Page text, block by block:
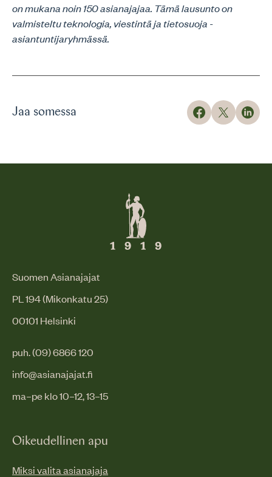
on mukana noin 150 asianajajaa. Tämä lausunto on
valmisteltu teknologia, viestintä ja tietosuoja -
asiantuntijaryhmässä.
Jaa somessa
Suomen Asianajajat
PL 194 (Mikonkatu 25)
00101 Helsinki
puh. (09) 6866 120
info@asianajajat.fi
ma–pe klo 10–12, 13–15
Oikeudellinen apu
Miksi valita asianajaja